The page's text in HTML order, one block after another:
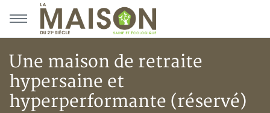
Aller au menu principal
Aller au contenu principal
Une maison de retraite
hypersaine et
hyperperformante (réservé)